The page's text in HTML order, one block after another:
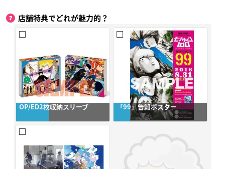
店舗特典でどれが魅力的？
​OP/ED2枚収納スリーブ 「99」告知ポスター